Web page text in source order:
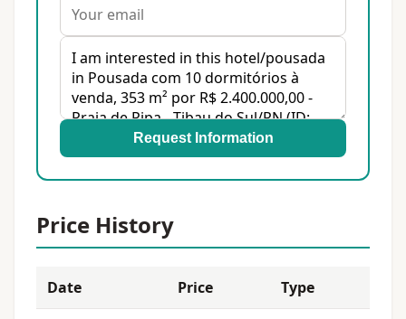
Request Information
Price History
Date Price Type